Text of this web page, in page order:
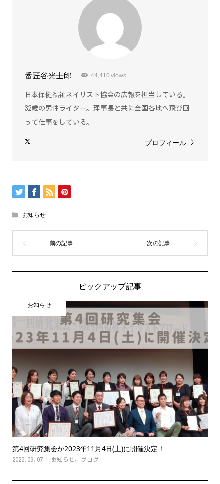
番匠谷光士郎 44,410 views
日本保健福祉ネイリスト協会の広報を担当している。
32歳の男性ライター。理事長と共に全国各地へ飛び回
って仕事をしている。
プロフィール
お知らせ
ピックアップ記事
お知らせ
第4回研究集会が2023年11月4日(土)に開催決定！
2023.09.07 お知らせ, ブログ